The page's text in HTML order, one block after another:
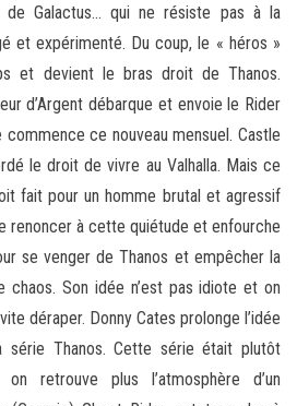
de Galactus… qui ne résiste pas à la
et expérimenté. Du coup, le « héros »
et devient le bras droit de Thanos.
d’Argent débarque et envoie le Rider
commence ce nouveau mensuel. Castle
le droit de vivre au Valhalla. Mais ce
fait pour un homme brutal et agressif
renoncer à cette quiétude et enfourche
se venger de Thanos et empêcher la
chaos. Son idée n’est pas idiote et on
déraper. Donny Cates prolonge l’idée
série Thanos. Cette série était plutôt
retrouve plus l’atmosphère d’un